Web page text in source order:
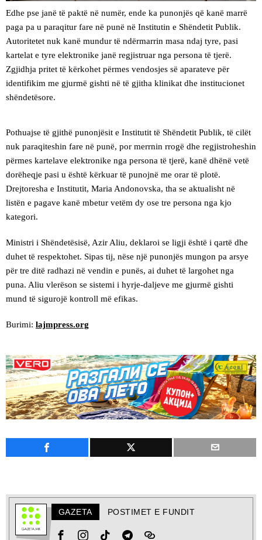
Edhe pse janë të paktë në numër, ende ka punonjës që kanë marrë
paga pa u paraqitur fare në punë në Institutin e Shëndetit Publik.
Autoritetet nuk kanë mundur të ndërmarrin masa ndaj tyre, pasi
kartelat e tyre elektronike janë regjistruar nga persona të tjerë.
Zgjidhja pritet të kërkohet përmes vendosjes së aparateve për
identifikim me gjurmë gishti në të gjitha klinikat dhe institucionet
shëndetësore.
Pothuajse të gjithë punonjësit e Institutit të Shëndetit Publik, të cilët
nuk paraqiteshin fare në punë, por merrnin rrogë dhe regjistroheshin
përmes kartelave elektronike nga persona të tjerë, kanë dhënë vetë
dorëheqje pasi u është kërkuar të punojnë me orar të plotë.
Drejtoresha e Institutit, Maria Andonovska, tha se aktualisht në
listën e pagave kanë mbetur vetëm dy ose tre persona nga kjo
kategori.
Ministri i Shëndetësisë, Azir Aliu, deklaroi se ligji është i qartë dhe
duhet të respektohet. Sipas tij, nëse një punonjës mungon pa arsye
për tre ditë radhazi në vendin e punës, ai duhet të largohet nga
puna. Aliu vlerëson se sistemi i hyrje-daljeve me gjurmë gishti
mund të sigurojë kontroll më efikas.
Burimi: lajmpress.org
GAZETA POSTIMET E FUNDIT